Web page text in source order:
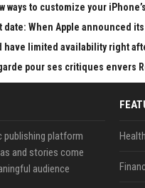
ways to customize your
date: When Apple announced
have limited availability right
pour ses critiques envers
publishing platform
and stories come
audience
Health